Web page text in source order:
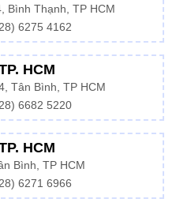
Bình Thạnh, TP HCM
6275 4162
HCM
Tân Bình, TP HCM
6682 5220
HCM
Bình, TP HCM
6271 6966